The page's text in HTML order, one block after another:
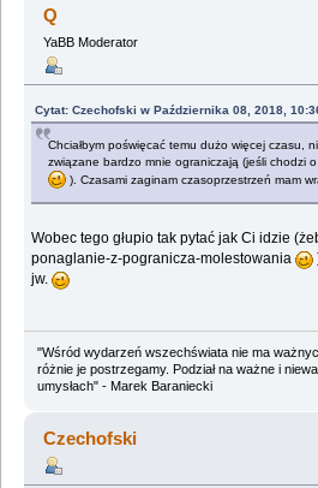
Q
YaBB Moderator
Cytat: Czechofski w Października 08, 2018,
Chciałbym poświęcać temu dużo więcej czasu,
związane bardzo mnie ograniczają (jeśli chodzi
). Czasami zaginam czasoprzestrzeń mam
Wobec tego głupio tak pytać jak Ci idzie
ponaglanie-z-pogranicza-molestowania
jw.
"Wśród wydarzeń wszechświata nie ma
różnie je postrzegamy. Podział na ważne i
umysłach" - Marek Baraniecki
Czechofski